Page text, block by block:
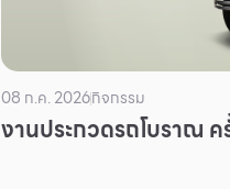
08 ก.ค. 2026กิจกรรม
งานประกวดรถโบราณ